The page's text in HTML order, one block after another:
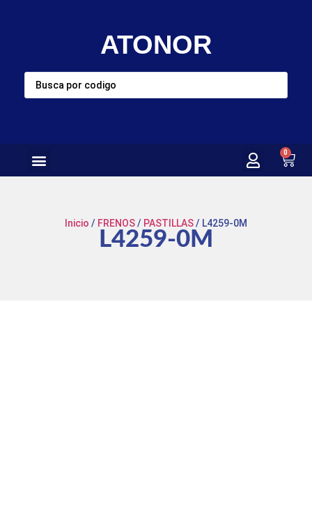
ATONOR
0
Inicio / FRENOS/ PASTILLAS/ L4259-0M
L4259-0M